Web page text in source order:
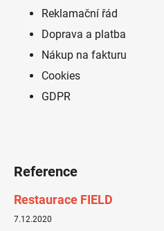
Reklamační řád
Doprava a platba
Nákup na fakturu
Cookies
GDPR
Reference
Restaurace FIELD
7.12.2020